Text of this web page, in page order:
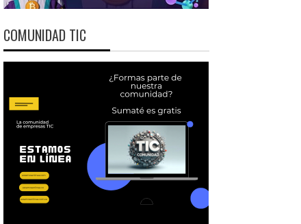
COMUNIDAD TIC